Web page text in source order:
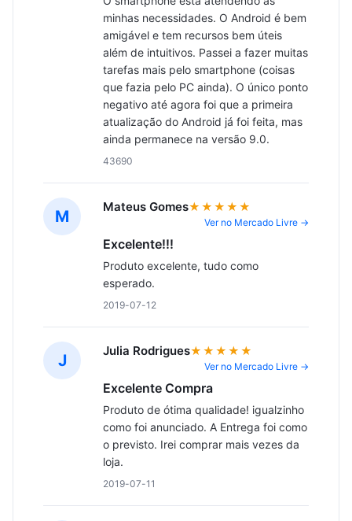
minhas necessidades. O Android é bem
amigável e tem recursos bem úteis
além de intuitivos. Passei a fazer muitas
tarefas mais pelo smartphone (coisas
que fazia pelo PC ainda). O único ponto
negativo até agora foi que a primeira
atualização do Android já foi feita, mas
ainda permanece na versão 9.0.
43690
M Mateus Gomes★★★★★
Ver no Mercado Livre →
Excelente!!!
Produto excelente, tudo como
esperado.
2019-07-12
J Julia Rodrigues★★★★★
Ver no Mercado Livre →
Excelente Compra
Produto de ótima qualidade! igualzinho
como foi anunciado. A Entrega foi como
o previsto. Irei comprar mais vezes da
loja.
2019-07-11